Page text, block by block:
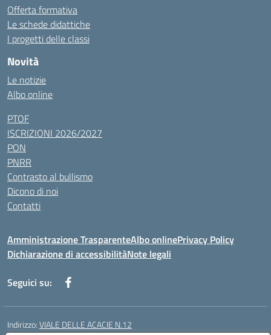
Offerta formativa
Le schede didattiche
I progetti delle classi
Novità
Le notizie
Albo online
PTOF
ISCRIZIONI 2026/2027
PON
PNRR
Contrasto al bullismo
Dicono di noi
Contatti
Amministrazione TrasparenteAlbo onlinePrivacy Policy
Dichiarazione di accessibilitàNote legali
Seguici su:
Indirizzo:VIALE DELLE ACACIE N.12